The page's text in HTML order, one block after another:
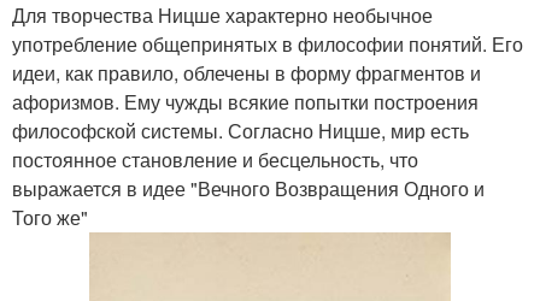
Для творчества Ницше характерно необычное
употребление общепринятых в философии понятий. Его
идеи, как правило, облечены в форму фрагментов и
афоризмов. Ему чужды всякие попытки построения
философской системы. Согласно Ницше, мир есть
постоянное становление и бесцельность, что
выражается в идее "Вечного Возвращения Одного и
Того же"